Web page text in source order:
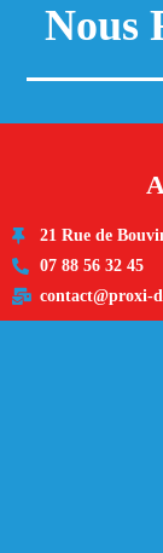
Nous
21 Rue de
07 88 56 32 45
contact@proxi-